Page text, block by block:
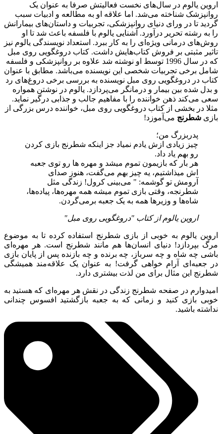
اروین یالوم در سال‌های نخست فعالیتش صرفا به عنوان یک
روانپزشک شناخته می‌شد. اما علاقه او به مطالعه و ادبیات سبب
گردید تا در ورای دنیای روانپزشکی، تجربیات و داستان‌های بیمارانش
را به رشته تحریر درآورد. آشنایی یالوم با فلسفه باعث شد تا او
روش‌های درمانی ویژه‌ای را به کار ببرد. استعداد نویسندگی یالوم نیز
تاثیر مثبتی بر فروش کتاب‌هایش داشت. کتاب دروغگویی روی مبل
که در سال 1996 توسط او نوشته شد علاوه بر روانپزشکی و فلسفه
شامل برخی تجربیات شخصی این نویسنده می‌باشد. مطابق با عنوان
کتاب در دروغگویی روی مبل نویسنده به بررسی برخی دروغ‌های رد
و بدل شده بین بیمار و درمانگر می‌پردازد. یالوم در نوشتن همواره
سعی می‌کند ذهن خواننده را با مفاهیم جالب و جذابی درگیر نماید.
مثلا در بخشی از کتاب دروغگویی روی مبل، خواننده درس بزرگی از
بازی شطرنج می‌آموزد!
پدربزرگ من؛
چیز زیادی ازش یادم نمیاد جز اینکه شطرنج بازی کردن
رو بهم یاد داد.
هر بار که بازیمون تموم میشد و مهره ها رو توی جعبه
اش میذاشتیم، یه چیز بهم می‌گفت، هنوز صدای
آرومش تو گوشمه: " می‌بینی کرول! زندگی مثل
شطرنجه، وقتی بازی تموم میشه همه مهره‌ها، پیاده‌ها،
شاه‌ها و وزیرها‌ همه به یک جعبه برمی‌گردن.
اروین یالوم از کتاب "دروغگویی روی مبل"
اروین یالوم به خوبی از بازی شطرنج استفاده کرده تا به موضوع
مرگ بپردازد! دنیای انسان‌ها هم مانند شطرنج است. هر مهره‌ای
باشی چه شاه و چه سرباز، چه برنده و چه بازنده پس از پایان بازی
در جعبه‌ای آرام خواهی گرفت! به عنوان یک علاقه‌مند همیشگی
شطرنج این مثال برای من لذت بیشتری دارد.
امیدوارم در صفحه شطرنج زندگی در نقش هر مهره‌ای که هستید به
خوبی بازی کنید و زمانی که به جعبه بازگشتید افسوس چندانی
نداشته باشید.